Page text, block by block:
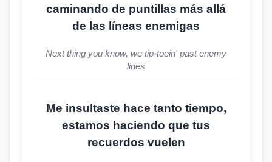
caminando de puntillas más allá
de las líneas enemigas
Next thing you know, we tip-toein' past enemy
lines
Me insultaste hace tanto tiempo,
estamos haciendo que tus
recuerdos vuelen